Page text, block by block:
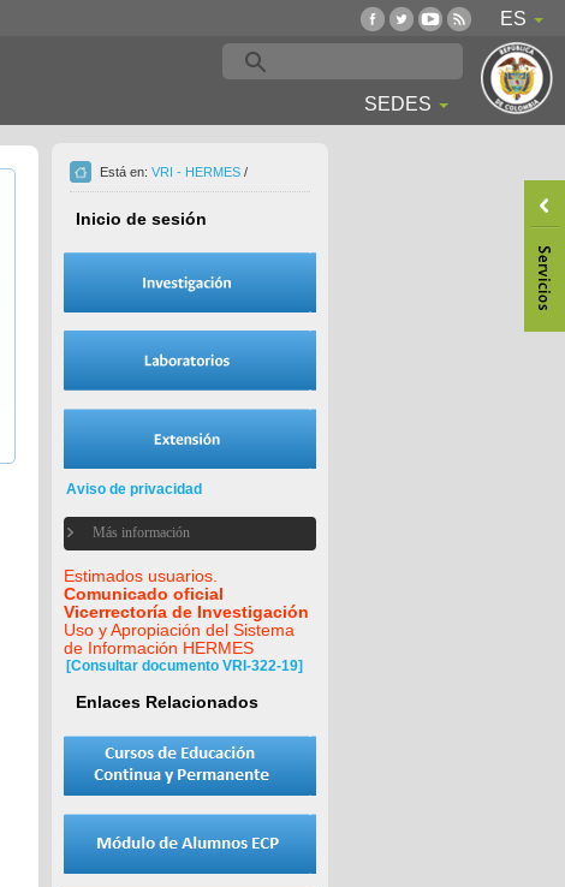
ES
SEDES
Está en: VRI - HERMES /
Inicio de sesión
Aviso de privacidad
Más información
Estimados usuarios.
Comunicado oficial
Vicerrectoría de Investigación
Uso y Apropiación del Sistema
de Información HERMES
[Consultar documento VRI-322-19]
Enlaces Relacionados